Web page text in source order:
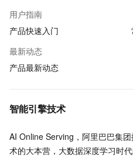
用户指南
产品快速入门
最新动态
产品最新动态
智能引擎技术
AI Online Serving，阿里巴巴集
术的大本营，大数据深度学习时代